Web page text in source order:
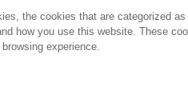
the cookies that are categorized
how you use this website. These
experience.